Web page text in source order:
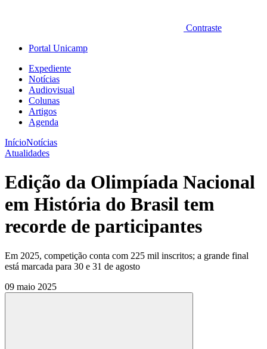
Contraste
Portal Unicamp
Expediente
Notícias
Audiovisual
Colunas
Artigos
Agenda
InícioNotícias
Atualidades
Edição da Olimpíada Nacional
em História do Brasil tem
recorde de participantes
Em 2025, competição conta com 225 mil inscritos; a grande final
está marcada para 30 e 31 de agosto
09 maio 2025